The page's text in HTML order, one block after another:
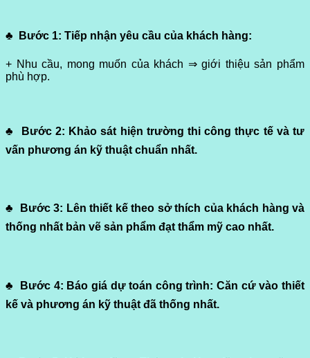
♣ Bước 1: Tiếp nhận yêu cầu của khách hàng:
+ Nhu cầu, mong muốn của khách ⇒ giới thiệu sản phẩm
phù hợp.
♣ Bước 2: Khảo sát hiện trường thi công thực tế vàtư
vấn phương án kỹ thuật chuẩn nhất.
♣ Bước 3: Lên thiết kế theo sở thích của khách hàng và
thống nhất bản vẽ sản phẩm đạt thẩm mỹ cao nhất.
♣ Bước 4: Báo giá dự toán công trình: Căn cứ vào thiết
kế và phương án kỹ thuật đã thống nhất.